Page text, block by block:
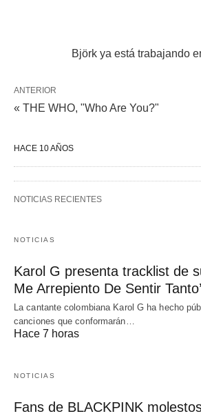
Björk ya está trabajando
ANTERIOR
« THE WHO, "Who Are You?"
HACE 10 AÑOS
NOTICIAS RECIENTES
NOTICIAS
Karol G presenta tracklist de
Me Arrepiento De Sentir Tanto’
La cantante colombiana Karol G ha hecho
canciones que conformarán…
Hace 7 horas
NOTICIAS
Fans de BLACKPINK